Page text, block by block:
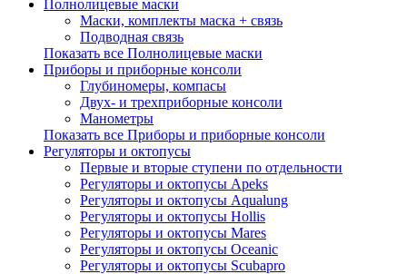
Полнолицевые маски
Маски, комплекты маска + связь
Подводная связь
Показать все Полнолицевые маски
Приборы и приборные консоли
Глубиномеры, компасы
Двух- и трехприборные консоли
Манометры
Показать все Приборы и приборные консоли
Регуляторы и октопусы
Первые и вторые ступени по отдельности
Регуляторы и октопусы Apeks
Регуляторы и октопусы Aqualung
Регуляторы и октопусы Hollis
Регуляторы и октопусы Mares
Регуляторы и октопусы Oceanic
Регуляторы и октопусы Scubapro